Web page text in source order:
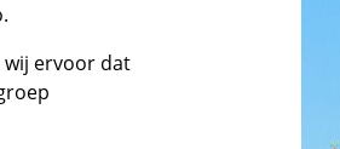
wij ervoor dat